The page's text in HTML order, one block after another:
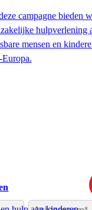
campagne bieden
hulpverlening
mensen en
Europa.